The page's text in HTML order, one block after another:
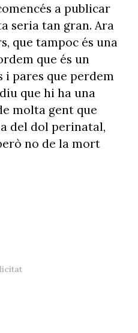
a publicar
seria tan gran. Ara
que tampoc és una
que és un
i pares que perdem
que hi ha una
molta gent que
del dol perinatal,
no de la mort